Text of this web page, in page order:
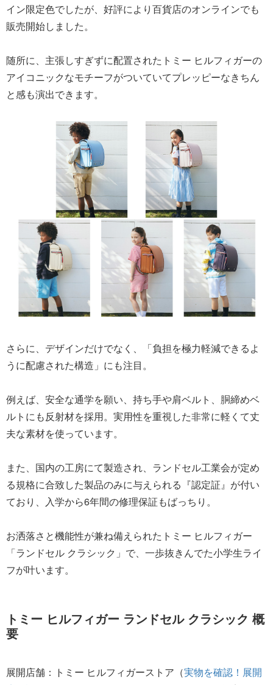
イン限定色でしたが、好評により百貨店のオンラインでも
販売開始しました。
随所に、主張しすぎずに配置されたトミー ヒルフィガーの
アイコニックなモチーフがついていてプレッピーなきちん
と感も演出できます。
さらに、デザインだけでなく、「負担を極力軽減できるよ
うに配慮された構造」にも注目。
例えば、安全な通学を願い、持ち手や肩ベルト、胴締めベ
ルトにも反射材を採用。実用性を重視した非常に軽くて丈
夫な素材を使っています。
また、国内の工房にて製造され、ランドセル工業会が定め
る規格に合致した製品のみに与えられる『認定証』が付い
ており、入学から6年間の修理保証もばっちり。
お洒落さと機能性が兼ね備えられたトミー ヒルフィガー
「ランドセル クラシック」で、一歩抜きんでた小学生ライ
フが叶います。
トミー ヒルフィガー ランドセル クラシック 概
要
展開店舗：トミー ヒルフィガーストア（実物を確認！展開